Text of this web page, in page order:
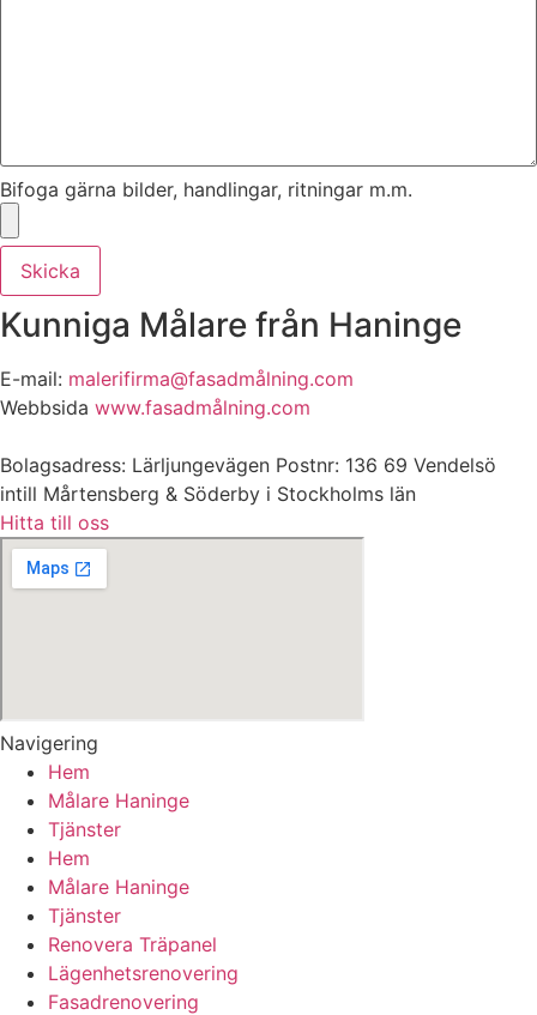
Bifoga gärna bilder, handlingar, ritningar m.m.
Skicka
Kunniga Målare från Haninge
E-mail: malerifirma@fasadmålning.com
Webbsida www.fasadmålning.com
Bolagsadress: Lärljungevägen Postnr: 136 69 Vendelsö
intill Mårtensberg & Söderby i Stockholms län
Hitta till oss
Navigering
Hem
Målare Haninge
Tjänster
Hem
Målare Haninge
Tjänster
Renovera Träpanel
Lägenhetsrenovering
Fasadrenovering